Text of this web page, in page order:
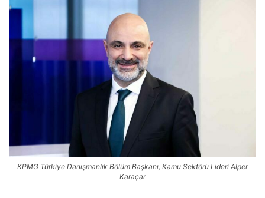
KPMG Türkiye Danışmanlık Bölüm Başkanı, Kamu Sektörü Lideri Alper
Karaçar